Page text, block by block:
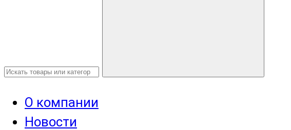
О компании
Новости